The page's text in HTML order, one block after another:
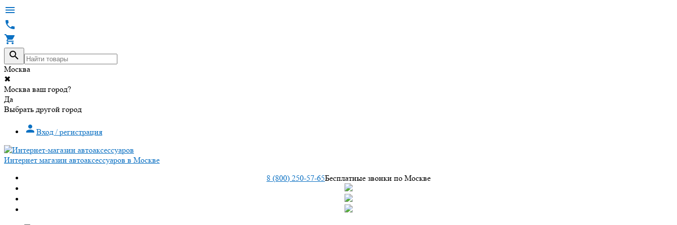




Москва
✖
Москва ваш город?
Да
Выбрать другой город
 Вход / регистрация
Интернет магазин автоаксессуаров в Москве
8 (800) 250-57-65Бесплатные звонки по Москве